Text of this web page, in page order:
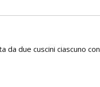
due cuscini ciascuno con